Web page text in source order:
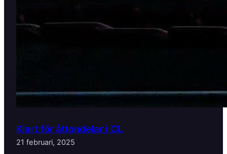
Klart för åttondelar i CL
21 februari, 2025